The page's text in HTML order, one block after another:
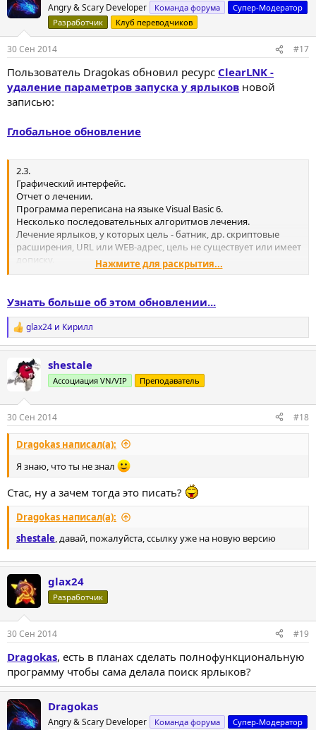
Angry & Scary Developer Команда форума
Супер-Модератор
Разработчик
Клуб переводчиков
30 Сен 2014 #17
Пользователь Dragokas обновил ресурс ClearLNK -
удаление параметров запуска у ярлыков новой
записью:
Глобальное обновление
2.3.
Графический интерфейс.
Отчет о лечении.
Программа переписана на языке Visual Basic 6.
Несколько последовательных алгоритмов лечения.
Лечение ярлыков, у которых цель - батник, др. скриптовые
расширения, URL или WEB-адрес, цель не существует или имеет
дописку.
Лечение небраузерных ярлыков (эвристик - вероятность успеха
Ярлык удаляется, если цель установить не удалось.
Нажмите для раскрытия...
Узнать больше об этом обновлении...
Р
е
ц
и
glax24 и Кирилл
shestale
Ассоциация VN/VIP Преподаватель
30 Сен 2014 #18
Dragokas написал(а):
Я знаю, что ты не знал
Стас, ну а зачем тогда это писать?
Dragokas написал(а):
shestale, давай, пожалуйста, ссылку уже на новую версию
glax24
Разработчик
30 Сен 2014 #19
Dragokas, есть в планах сделать полнофункциональную
программу чтобы сама делала поиск ярлыков?
Dragokas
Angry & Scary Developer Команда форума
Супер-Модератор